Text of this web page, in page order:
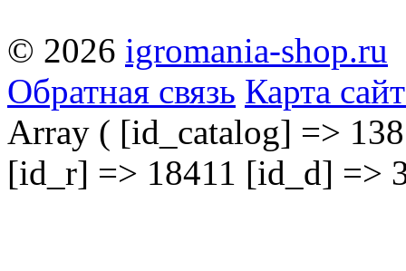
© 2026 igromania-shop.ru
Обратная связь Карта
Array ( [id_catalog] =>
[id_r] => 18411 [id_d] =>